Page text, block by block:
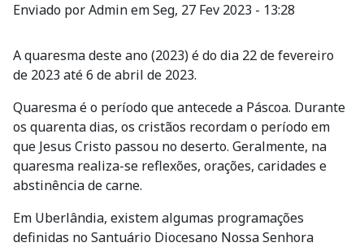
Enviado porAdminemSeg, 27 Fev 2023 - 13:28
A quaresma deste ano (2023) é do dia 22 de fevereiro
de 2023 até 6 de abril de 2023.
Quaresma é o período que antecede a Páscoa. Durante
os quarenta dias, os cristãos recordam o período em
que Jesus Cristo passou no deserto. Geralmente, na
quaresma realiza-se reflexões, orações, caridades e
abstinência de carne.
Em Uberlândia, existem algumas programações
definidas no Santuário Diocesano Nossa Senhora